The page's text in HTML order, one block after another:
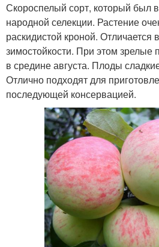
Скороспелый сорт, который был
народной селекции. Растение
раскидистой кроной. Отличается
зимостойкости. При этом
в средине августа. Плоды
Отлично подходят для
последующей консервацией.